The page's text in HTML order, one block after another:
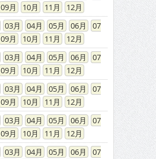
09 10 11
12
03 04 05 06
07
09 10 11
12
03 04 05 06
07
09 10 11
12
03 04 05 06
07
09 10 11
12
03 04 05 06
07
09 10 11
12
03 04 05 06
07